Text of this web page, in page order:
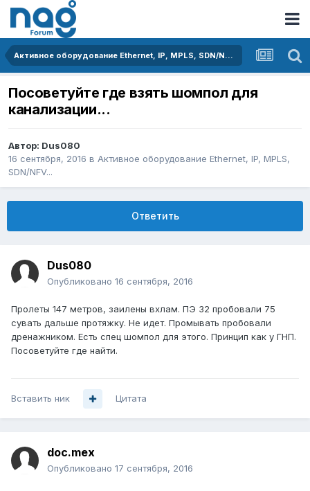
Активное оборудование Ethernet, IP, MPLS, SDN/NFV...
Посоветуйте где взять шомпол для
канализации...
Автор: Dus080
16 сентября, 2016 в Активное оборудование Ethernet, IP, MPLS,
SDN/NFV...
Ответить
Dus080
Опубликовано 16 сентября, 2016
Пролеты 147 метров, заилены вхлам. ПЭ 32 пробовали 75
сувать дальше протяжку. Не идет. Промывать пробовали
дренажником. Есть спец шомпол для этого. Принцип как у ГНП.
Посоветуйте где найти.
Вставить ник Цитата
doc.mex
Опубликовано 17 сентября, 2016